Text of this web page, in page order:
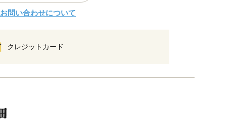
お問い合わせについて
クレジットカード